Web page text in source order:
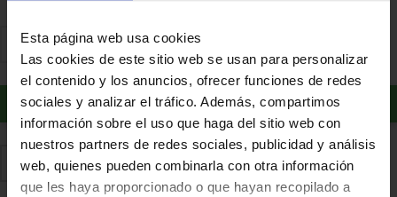
Esta página web usa cookies
Las cookies de este sitio web se usan para personalizar
el contenido y los anuncios, ofrecer funciones de redes
sociales y analizar el tráfico. Además, compartimos
información sobre el uso que haga del sitio web con
nuestros partners de redes sociales, publicidad y análisis
web, quienes pueden combinarla con otra información
que les haya proporcionado o que hayan recopilado a
Date un capricho
Tus compras de 60€ a 2000€ financiadas
con Pepper.